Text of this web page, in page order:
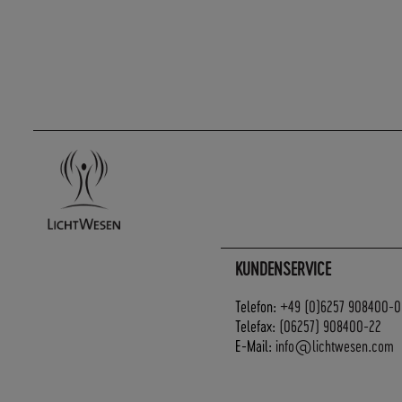
KUNDENSERVICE
Telefon: +49 (0)6257 908400-0
Telefax: (06257) 908400-22
E-Mail: info@lichtwesen.com